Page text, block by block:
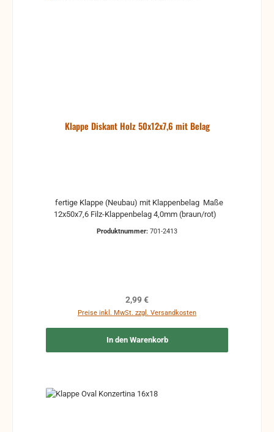
Klappe Diskant Holz 50x12x7,6 mit Belag
Produktnummer: 701-2413
Regulärer Preis:
2,99 €
Preise inkl. MwSt. zzgl. Versandkosten
In den Warenkorb